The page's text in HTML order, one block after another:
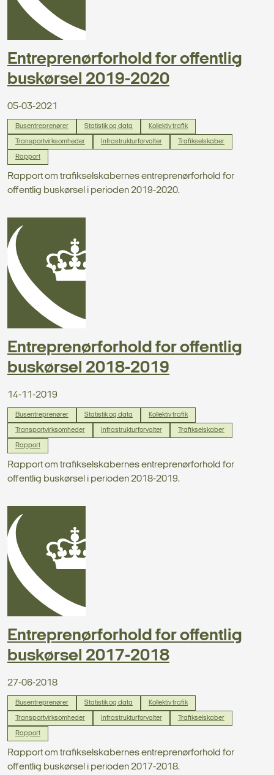
Entreprenørforhold for offentlig
buskørsel 2019-2020
05-03-2021
Busentreprenører Statistik og data Kollektiv trafik
Transportvirksomheder Infrastrukturforvalter Trafikselskaber
Rapport
Rapport om trafikselskabernes entreprenørforhold for
offentlig buskørsel i perioden 2019-2020.
Entreprenørforhold for offentlig
buskørsel 2018-2019
14-11-2019
Busentreprenører Statistik og data Kollektiv trafik
Transportvirksomheder Infrastrukturforvalter Trafikselskaber
Rapport
Rapport om trafikselskabernes entreprenørforhold for
offentlig buskørsel i perioden 2018-2019.
Entreprenørforhold for offentlig
buskørsel 2017-2018
27-06-2018
Busentreprenører Statistik og data Kollektiv trafik
Transportvirksomheder Infrastrukturforvalter Trafikselskaber
Rapport
Rapport om trafikselskabernes entreprenørforhold for
offentlig buskørsel i perioden 2017-2018.